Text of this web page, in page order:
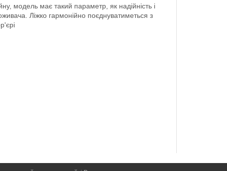
модель має такий параметр, як надійність і
Ліжко гармонійно поєднуватиметься з